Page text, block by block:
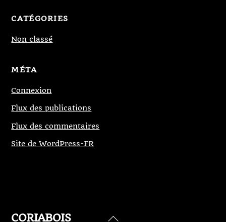
CATÉGORIES
Non classé
MÉTA
Connexion
Flux des publications
Flux des commentaires
Site de WordPress-FR
Back
CORIABOIS